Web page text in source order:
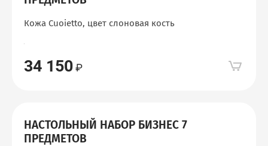
Кожа Cuoietto, цвет слоновая кость
34 150
НАСТОЛЬНЫЙ НАБОР БИЗНЕС 7
ПРЕДМЕТОВ